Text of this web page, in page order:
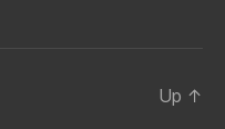
Up ↑